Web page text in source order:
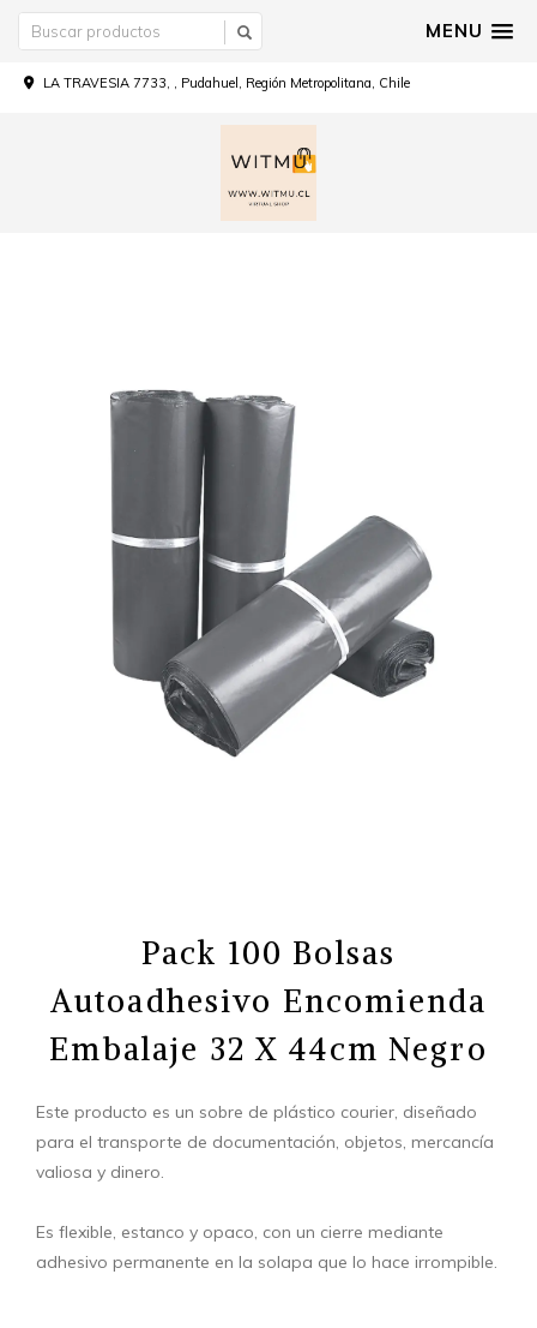
MENU
LA TRAVESIA 7733, , Pudahuel, Región Metropolitana, Chile
Pack 100 Bolsas
Autoadhesivo Encomienda
Embalaje 32 X 44cm Negro
Este producto es un sobre de plástico courier, diseñado
para el transporte de documentación, objetos, mercancía
valiosa y dinero.
Es flexible, estanco y opaco, con un cierre mediante
adhesivo permanente en la solapa que lo hace irrompible.